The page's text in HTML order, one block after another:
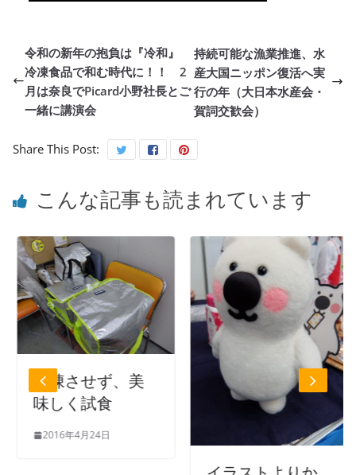
令和の新年の抱負は『冷和』
冷凍食品で和む時代に！！ 2
月は奈良でPicard小野社長とご
一緒に講演会
持続可能な漁業推進、水
産大国ニッポン復活へ実
行の年（大日本水産会・
賀詞交歓会）
Share This Post:
こんな記事も読まれています
解凍させず、美
味しく試食
2016年4月24日